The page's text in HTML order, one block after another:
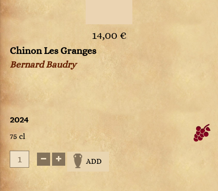
14,00 €
Chinon Les Granges
Bernard Baudry
2024
75 cl
ADD